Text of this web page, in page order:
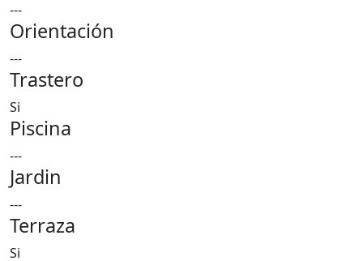
---
Orientación
---
Trastero
Si
Piscina
---
Jardin
---
Terraza
Si